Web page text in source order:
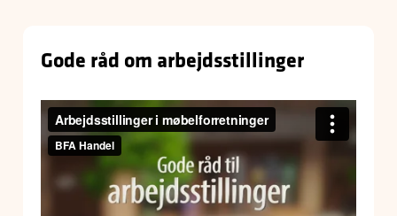
Gode råd om arbejdsstillinger